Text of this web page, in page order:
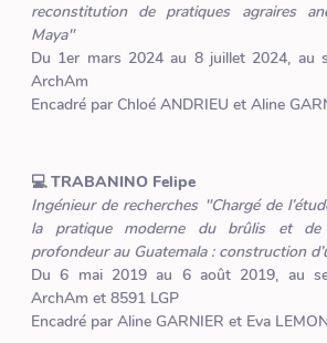
reconstitution de pratiques agraires
Maya"
Du 1er mars 2024 au 8 juillet 2024, au
ArchAm
Encadré par Chloé ANDRIEU et Aline
💻 TRABANINO Felipe
Ingénieur de recherches "Chargé de
la pratique moderne du brûlis et
profondeur au Guatemala : construction
Du 6 mai 2019 au 6 août 2019, au
ArchAm et 8591 LGP
Encadré par Aline GARNIER et Eva